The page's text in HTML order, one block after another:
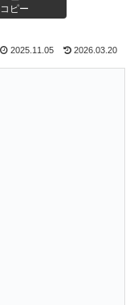
コピー
2025.11.05 2026.03.20